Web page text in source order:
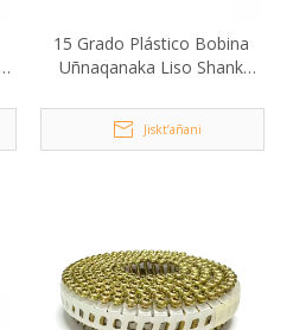
15 Grado Plástico Bobina
Uñnaqanaka Liso Shank
Jiskt’añani